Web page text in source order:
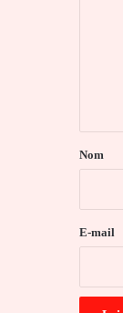
a
e
Nom
E-mail